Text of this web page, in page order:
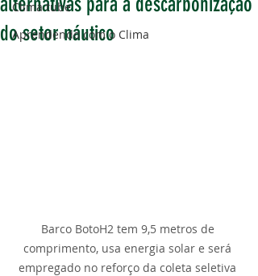
Clima tube
Aprendendo com o Clima
do setor náutico
Barco BotoH2 tem 9,5 metros de
comprimento, usa energia solar e será
empregado no reforço da coleta seletiva